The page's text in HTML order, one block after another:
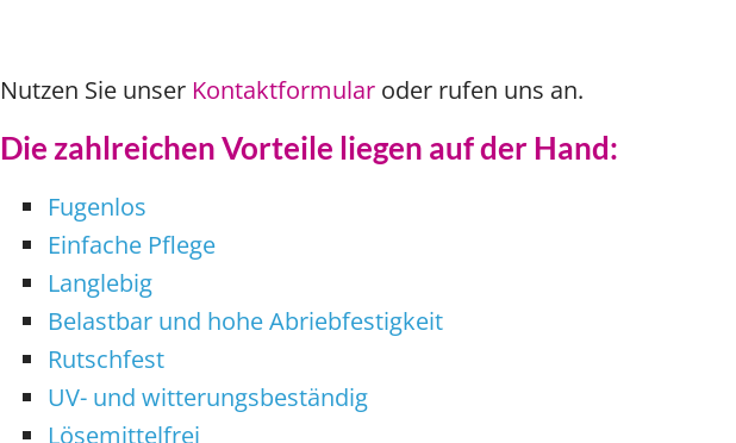
Nutzen Sie unser Kontaktformular oder rufen uns an.
Die zahlreichen Vorteile liegen auf der Hand:
Fugenlos
Einfache Pflege
Langlebig
Belastbar und hohe Abriebfestigkeit
Rutschfest
UV- und witterungsbeständig
Lösemittelfrei